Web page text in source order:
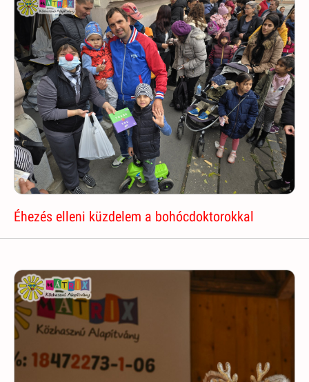
Éhezés elleni küzdelem a bohócdoktorokkal